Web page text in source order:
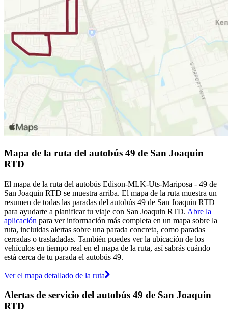
Mapa de la ruta del autobús 49 de San Joaquin
RTD
El mapa de la ruta del autobús Edison-MLK-Uts-Mariposa - 49 de
San Joaquin RTD se muestra arriba. El mapa de la ruta muestra un
resumen de todas las paradas del autobús 49 de San Joaquin RTD
para ayudarte a planificar tu viaje con San Joaquin RTD. Abre la
aplicación para ver información más completa en un mapa sobre la
ruta, incluidas alertas sobre una parada concreta, como paradas
cerradas o trasladadas. También puedes ver la ubicación de los
vehículos en tiempo real en el mapa de la ruta, así sabrás cuándo
está cerca de tu parada el autobús 49.
Ver el mapa detallado de la ruta
Alertas de servicio del autobús 49 de San Joaquin
RTD